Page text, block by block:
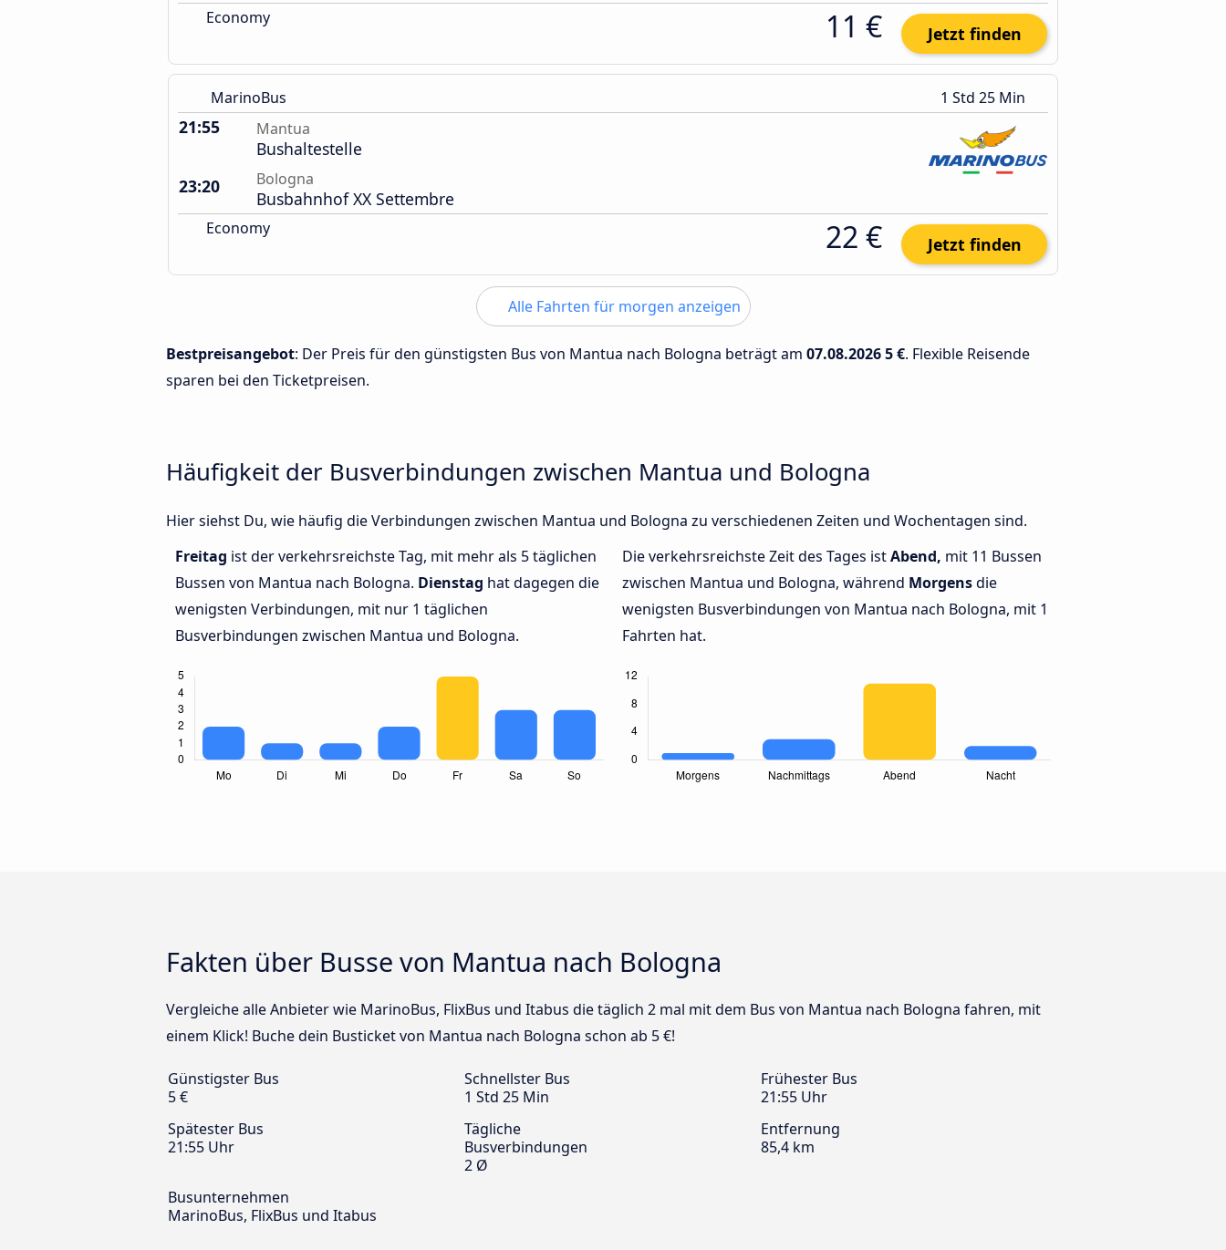
Economy 11 € Jetzt finden
MarinoBus 1 Std 25 Min
21:55 Mantua
Bushaltestelle
23:20
Bologna
Busbahnhof XX Settembre
Economy 22 € Jetzt finden
Alle Fahrten für morgen anzeigen
Bestpreisangebot: Der Preis für den günstigsten Bus von Mantua nach Bologna beträgt am 07.08.20265 €. Flexible Reisende
sparen bei den Ticketpreisen.
Häufigkeit der Busverbindungen zwischen Mantua und Bologna
Hier siehst Du, wie häufig die Verbindungen zwischen Mantua und Bologna zu verschiedenen Zeiten und Wochentagen sind.
Freitag ist der verkehrsreichste Tag, mit mehr als 5 täglichen
Bussen von Mantua nach Bologna. Dienstag hat dagegen die
wenigsten Verbindungen, mit nur 1 täglichen
Busverbindungen zwischen Mantua und Bologna.
Die verkehrsreichste Zeit des Tages istAbend, mit 11 Bussen
zwischen Mantua und Bologna, während Morgensdie
wenigsten Busverbindungen von Mantua nach Bologna, mit 1
Fahrten hat.
Fakten über Busse von Mantua nach Bologna
Vergleiche alle Anbieter wie MarinoBus, FlixBus und Itabus die täglich 2 mal mit dem Bus von Mantua nach Bologna fahren, mit
einem Klick! Buche dein Busticket von Mantua nach Bologna schon ab 5 €!
Günstigster Bus
5 €
Schnellster Bus
1 Std 25 Min
Frühester Bus
21:55 Uhr
Spätester Bus
21:55 Uhr
Tägliche
Busverbindungen
2 Ø
Entfernung
85,4 km
Busunternehmen
MarinoBus, FlixBus und Itabus